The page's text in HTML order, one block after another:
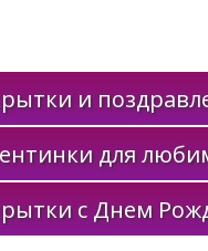
в подарок
и
для
с Днем